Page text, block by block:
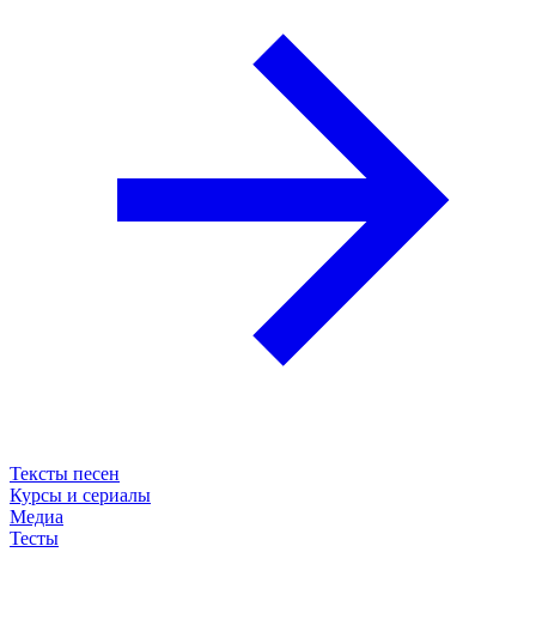
Тексты песен
Курсы и сериалы
Медиа
Тесты